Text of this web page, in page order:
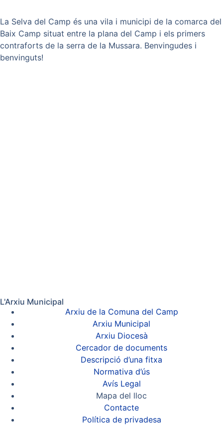
La Selva del Camp és una vila i municipi de la comarca del
Baix Camp situat entre la plana del Camp i els primers
contraforts de la serra de la Mussara. Benvingudes i
benvinguts!
L'Arxiu Municipal
Arxiu de la Comuna del Camp
Arxiu Municipal
Arxiu Diocesà
Cercador de documents
Descripció d’una fitxa
Normativa d’ús
Avís Legal
Mapa del lloc
Contacte
Política de privadesa